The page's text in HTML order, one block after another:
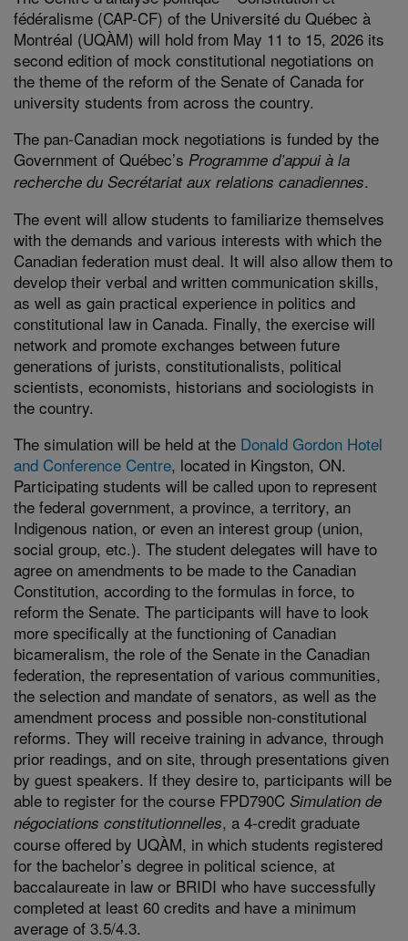
fédéralisme (CAP-CF) of the Université du Québec à
Montréal (UQÀM) will hold from May 11 to 15, 2026 its
second edition of mock constitutional negotiations on
the theme of the reform of the Senate of Canada for
university students from across the country.
The pan-Canadian mock negotiations is funded by the
Government of Québec’s Programme d’appui à la
recherche du Secrétariat aux relations canadiennes.
The event will allow students to familiarize themselves
with the demands and various interests with which the
Canadian federation must deal. It will also allow them to
develop their verbal and written communication skills,
as well as gain practical experience in politics and
constitutional law in Canada. Finally, the exercise will
network and promote exchanges between future
generations of jurists, constitutionalists, political
scientists, economists, historians and sociologists in
the country.
The simulation will be held at the Donald Gordon Hotel
and Conference Centre, located in Kingston, ON.
Participating students will be called upon to represent
the federal government, a province, a territory, an
Indigenous nation, or even an interest group (union,
social group, etc.). The student delegates will have to
agree on amendments to be made to the Canadian
Constitution, according to the formulas in force, to
reform the Senate. The participants will have to look
more specifically at the functioning of Canadian
bicameralism, the role of the Senate in the Canadian
federation, the representation of various communities,
the selection and mandate of senators, as well as the
amendment process and possible non-constitutional
reforms. They will receive training in advance, through
prior readings, and on site, through presentations given
by guest speakers. If they desire to, participants will be
able to register for the course FPD790C Simulation de
négociations constitutionnelles, a 4-credit graduate
course offered by UQÀM, in which students registered
for the bachelor’s degree in political science, at
baccalaureate in law or BRIDI who have successfully
completed at least 60 credits and have a minimum
average of 3.5/4.3.